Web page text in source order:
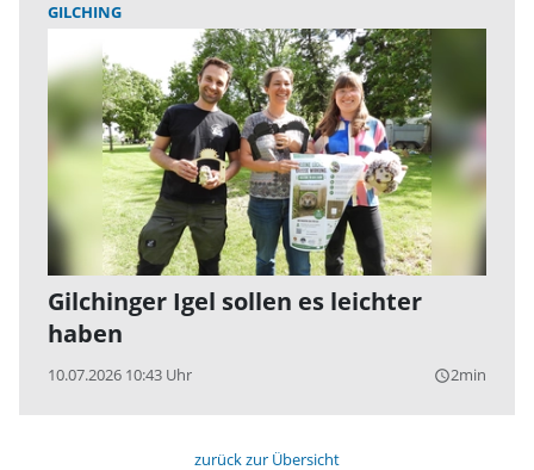
GILCHING
Gilchinger Igel sollen es leichter
haben
10.07.2026 10:43 Uhr query_builder2min
zurück zur Übersicht